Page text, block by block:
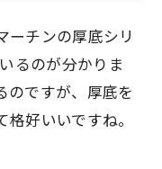
ーチンの厚底シリ
るのが分かりま
のですが、厚底を
好いいですね。